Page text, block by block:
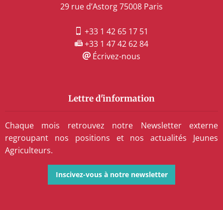
29 rue d’Astorg 75008 Paris
+33 1 42 65 17 51
+33 1 47 42 62 84
Écrivez-nous
Lettre d'information
Chaque mois retrouvez notre Newsletter externe
regroupant nos positions et nos actualités Jeunes
Agriculteurs.
Inscivez-vous à notre newsletter